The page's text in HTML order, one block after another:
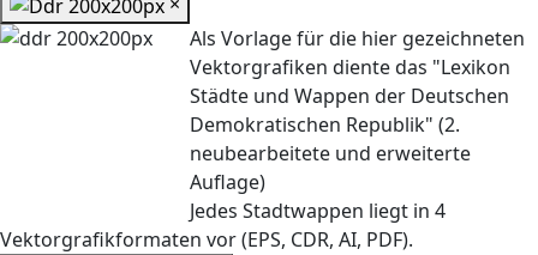
Als Vorlage für die hier gezeichneten
Vektorgrafiken diente das "Lexikon
Städte und Wappen der Deutschen
Demokratischen Republik" (2.
neubearbeitete und erweiterte
Auflage)
Jedes Stadtwappen liegt in 4
Vektorgrafikformaten vor (EPS, CDR, AI, PDF).